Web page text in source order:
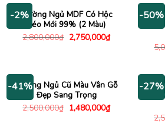
2,190,000₫.
-2%Giường Ngủ MDF Có Hộc
Kéo Mới 99% (2 Màu)
2,800,000₫ Giá
gốc
2,750,000₫Giá
hiện
-50%
-41%
Giường Ngủ Cũ Màu Vân Gỗ
Đẹp Sang Trọng
2,500,000₫ Giá
gốc
1,480,000₫Giá
hiện
-27%
Sắt